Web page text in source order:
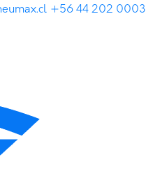
+56 44 202 0003